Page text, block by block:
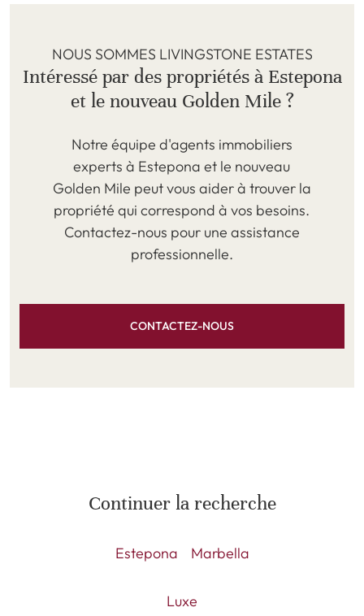
NOUS SOMMES LIVINGSTONE ESTATES
Intéressé par des propriétés à Estepona
et le nouveau Golden Mile ?
Notre équipe d'agents immobiliers
experts à Estepona et le nouveau
Golden Mile peut vous aider à trouver la
propriété qui correspond à vos besoins.
Contactez-nous pour une assistance
professionnelle.
CONTACTEZ-NOUS
Continuer la recherche
Estepona Marbella
Luxe